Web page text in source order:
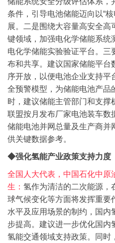
条件，引导电池储能迈向以“
展。
二是围绕大容量高安全高
键领域，加强电化学储能系统
电化学储能实验验证平台。 三
布和共享。建议国家储能平台
序开放，以便电池企业支持
全预警模型，为储能电池产品
时，建议储能主管部门和支
联盟按月发布厂家电池装车数
储能电池并网总量及生产商并
供关键数据参考。
◆强化氢能产业政策支持力度
全国人大代表，中国石化中原
生： 氢作为清洁的二次能源，
球气候变化等方面将发挥重要
水平及应用场景的制约，国内
步提高。 建议进一步优化国内
氢能交通领域支持政策。同时